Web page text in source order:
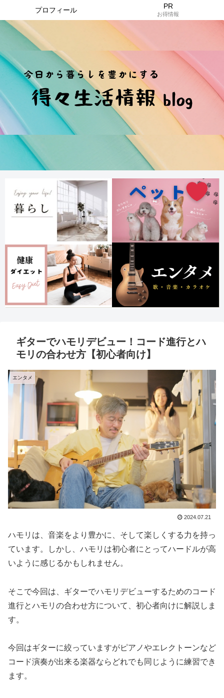
プロフィール PR
お得情報
ギターでハモリデビュー！コード進行とハ
モリの合わせ方【初心者向け】
エンタメ
2024.07.21
ハモリは、音楽をより豊かに、そして楽しくする力を持っ
ています。しかし、ハモリは初心者にとってハードルが高
いように感じるかもしれません。
そこで今回は、ギターでハモリデビューするためのコード
進行とハモリの合わせ方について、初心者向けに解説しま
す。
今回はギターに絞っていますがピアノやエレクトーンなど
コード演奏が出来る楽器ならどれでも同じように練習でき
ます。